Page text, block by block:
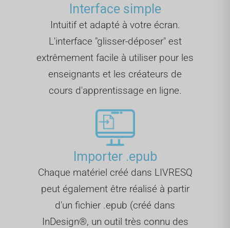
Interface simple
Intuitif et adapté à votre écran.
L'interface "glisser-déposer" est
extrêmement facile à utiliser pour les
enseignants et les créateurs de
cours d'apprentissage en ligne.
Importer .epub
Chaque matériel créé dans LIVRESQ
peut également être réalisé à partir
d'un fichier .epub (créé dans
InDesign®, un outil très connu des